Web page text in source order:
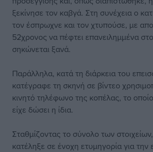
ξεκίνησε τον καβγά. Στη συνέχεια ο
τον έσπρωχνε και τον χτυπούσε, με
52χρονος να πέφτει επανειλημμένα
σηκώνεται ξανά.
Παράλληλα, κατά τη διάρκεια του
κατέγραφε τη σκηνή σε βίντεο
κινητό τηλέφωνο της κοπέλας, το
είχε δώσει η ίδια.
Σταθμίζοντας το σύνολο των
κατέληξε σε ένοχη ετυμηγορία για την